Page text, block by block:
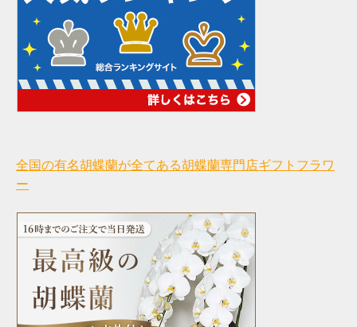
全国の有名胡蝶蘭が全てある胡蝶蘭専門店ギフトフラワ
ー